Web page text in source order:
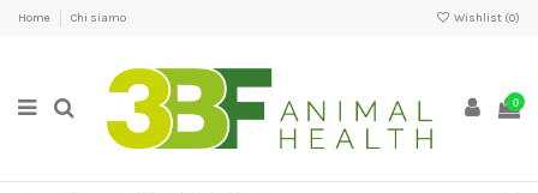
Home Chi siamo Wishlist (0)
0